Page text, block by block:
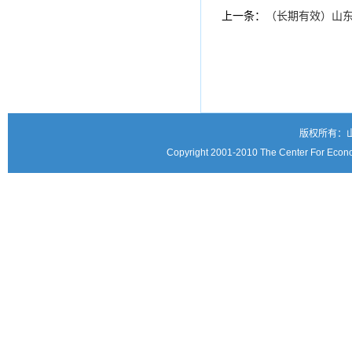
上一条：
（长期有效）山
版权所有：
Copyright 2001-2010 The Center For